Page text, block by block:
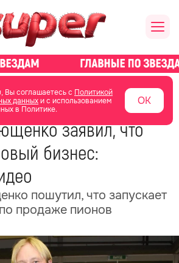
Вы соглашаетесь с Политикой
данныхи с использованием
в Политике.
ОК
о звездах новости
заявил, что
бизнес:
пошутил, что запускает
продаже пионов